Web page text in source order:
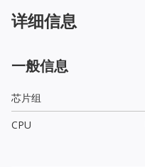
详细信息
一般信息
芯片组
CPU